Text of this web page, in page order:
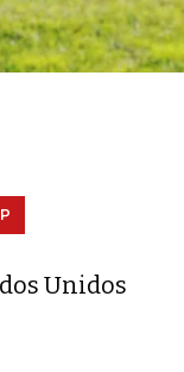
Unidos